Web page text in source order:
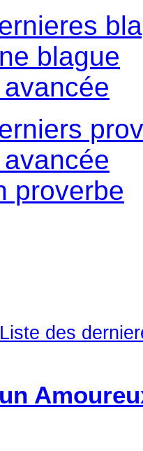
blague
proverbe
Liste des